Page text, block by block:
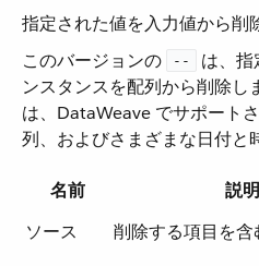
指定された値を入力値から削
このバージョンの ​
--
は、
ンスタンスを配列から削除し
は、DataWeave でサポート
列、およびさまざまな日付と
名前
説明
ソース
削除する項目を含